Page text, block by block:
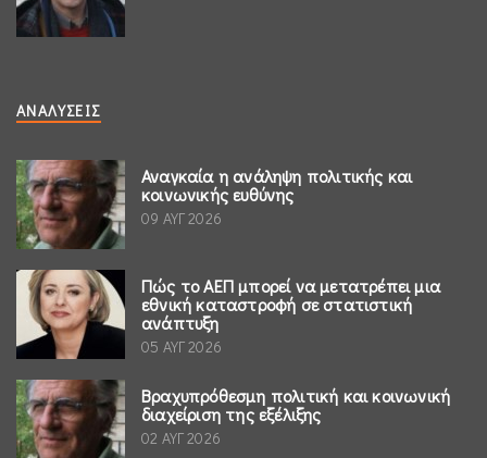
ΑΝΑΛΎΣΕΙΣ
Αναγκαία η ανάληψη πολιτικής και
κοινωνικής ευθύνης
09 ΑΥΓ 2026
Πώς το ΑΕΠ μπορεί να μετατρέπει μια
εθνική καταστροφή σε στατιστική
ανάπτυξη
05 ΑΥΓ 2026
Βραχυπρόθεσμη πολιτική και κοινωνική
διαχείριση της εξέλιξης
02 ΑΥΓ 2026